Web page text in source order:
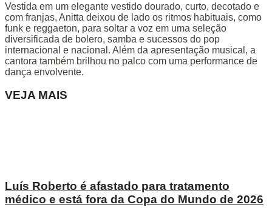
Vestida em um elegante vestido dourado, curto, decotado e
com franjas, Anitta deixou de lado os ritmos habituais, como
funk e reggaeton, para soltar a voz em uma seleção
diversificada de bolero, samba e sucessos do pop
internacional e nacional. Além da apresentação musical, a
cantora também brilhou no palco com uma performance de
dança envolvente.
VEJA MAIS
Luís Roberto é afastado para tratamento
médico e está fora da Copa do Mundo de 2026